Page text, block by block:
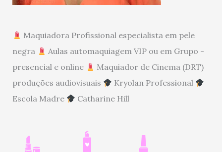
Maquiadora Profissional especialista em pele
negra
Aulas automaquiagem VIP ou em Grupo -
presencial e online
Maquiador de Cinema (DRT)
produções audiovisuais
Kryolan Professional
Escola Madre
Catharine Hill